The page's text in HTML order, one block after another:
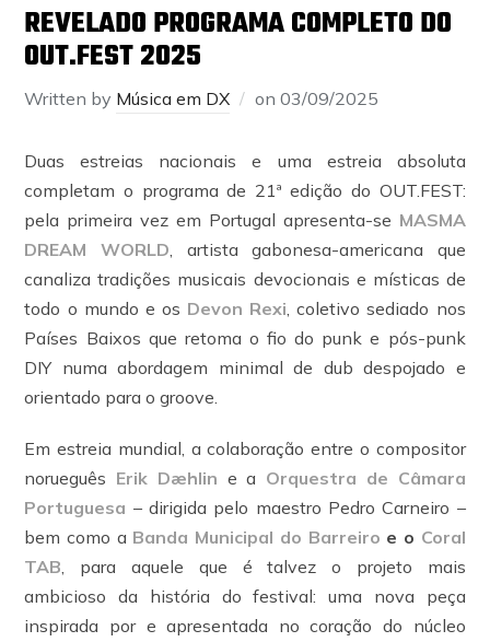
REVELADO PROGRAMA COMPLETO DO
OUT.FEST 2025
Written by Música em DX on03/09/2025
Duas estreias nacionais e uma estreia absoluta
completam o programa de 21ª edição do OUT.FEST:
pela primeira vez em Portugal apresenta-se MASMA
DREAM WORLD , artista gabonesa-americana que
canaliza tradições musicais devocionais e místicas de
todo o mundo e os Devon Rexi , coletivo sediado nos
Países Baixos que retoma o fio do punk e pós-punk
DIY numa abordagem minimal de dub despojado e
orientado para o groove.
Em estreia mundial, a colaboração entre o compositor
norueguês Erik Dæhlin e a Orquestra de Câmara
Portuguesa – dirigida pelo maestro Pedro Carneiro –
bem como a Banda Municipal do Barreiro e o Coral
TAB , para aquele que é talvez o projeto mais
ambicioso da história do festival: uma nova peça
inspirada por e apresentada no coração do núcleo